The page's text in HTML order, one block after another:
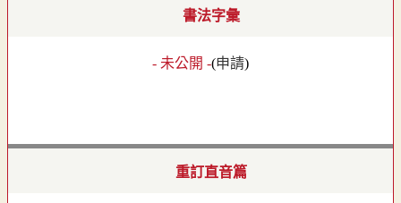
書法字彙
- 未公開 -(申請)
重訂直音篇